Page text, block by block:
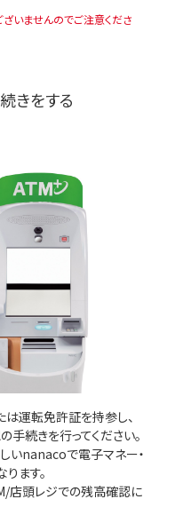
ざいませんのでご注意くださ
きをする
は運転免許証を持参し、
続きを行ってください。
いnanacoで電子マネー・
ます。
店頭レジでの残高確認に